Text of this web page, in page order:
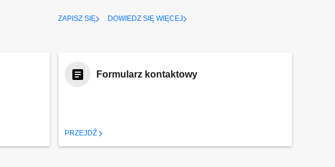
ZAPISZ SIĘ DOWIEDZ SIĘ WIĘCEJ
Formularz kontaktowy
PRZEJDŹ